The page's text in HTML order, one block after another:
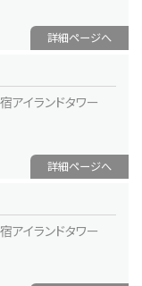
詳細ページへ
イランドタワー
詳細ページへ
イランドタワー